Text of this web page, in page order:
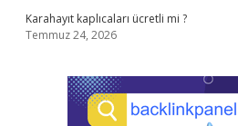
Karahayıt kaplıcaları ücretli mi ?
Temmuz 24, 2026